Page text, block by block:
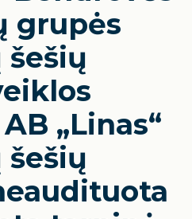
grupės
šešių
„Linas“
šešių